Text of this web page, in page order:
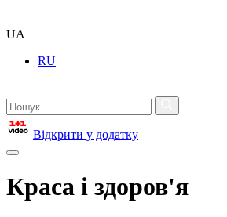
UA
RU
Відкрити у додатку
Краса і здоров'я